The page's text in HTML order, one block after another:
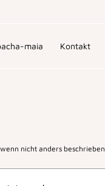
nicht anders beschrieben
maia Kontakt